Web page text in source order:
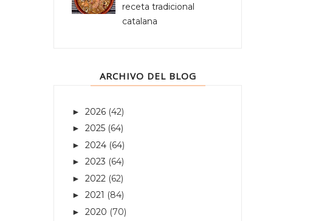
receta tradicional
catalana
ARCHIVO DEL BLOG
► 2026 (42)
► 2025 (64)
► 2024 (64)
► 2023 (64)
► 2022 (62)
► 2021 (84)
► 2020 (70)